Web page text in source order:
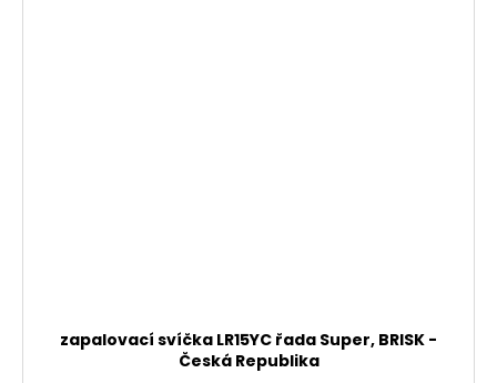
zapalovací svíčka LR15YC řada Super, BRISK -
Česká Republika